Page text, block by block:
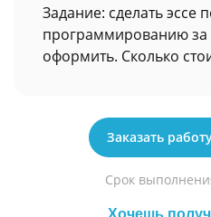
Задание: сделать эссе
программированию за
оформить. Сколько
Заказать
Срок
Хочешь